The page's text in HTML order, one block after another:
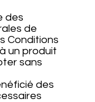
des
de
Conditions
un produit
sans
des